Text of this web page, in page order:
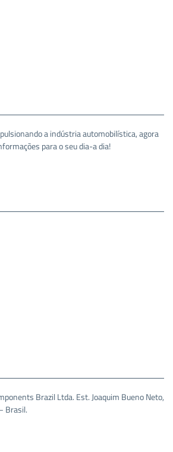
a indústria automobilística, agora
para o seu dia-a dia!
Brazil Ltda. Est. Joaquim Bueno Neto,
Brasil.